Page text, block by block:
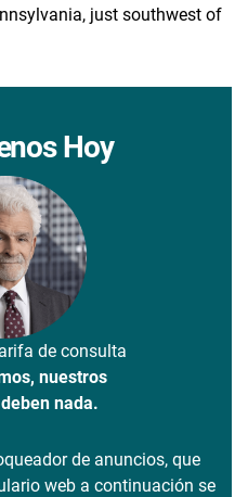
just southwest of
Hoy
de consulta
nuestros
nada.
de anuncios, que
web a continuación se